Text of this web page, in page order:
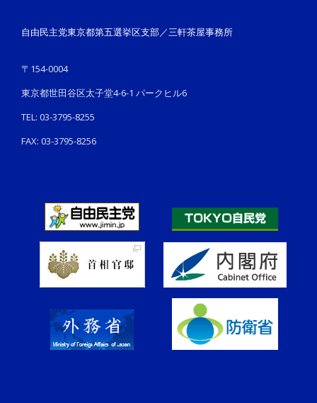
自由民主党東京都第五選挙区支部／三軒茶屋事務所
〒154-0004
東京都世田谷区太子堂4-6-1 パークヒル6
TEL: 03-3795-8255
FAX: 03-3795-8256